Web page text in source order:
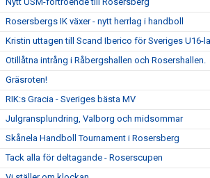
Rosersbergs IK växer - nytt herrlag i handboll
Kristin uttagen till Scand Iberico för Sveriges U16-
Otillåtna intrång i Råbergshallen och Rosershallen.
Gräsroten!
RIK:s Gracia - Sveriges bästa MV
Julgransplundring, Valborg och midsommar
Skånela Handboll Tournament i Rosersberg
Tack alla för deltagande - Roserscupen